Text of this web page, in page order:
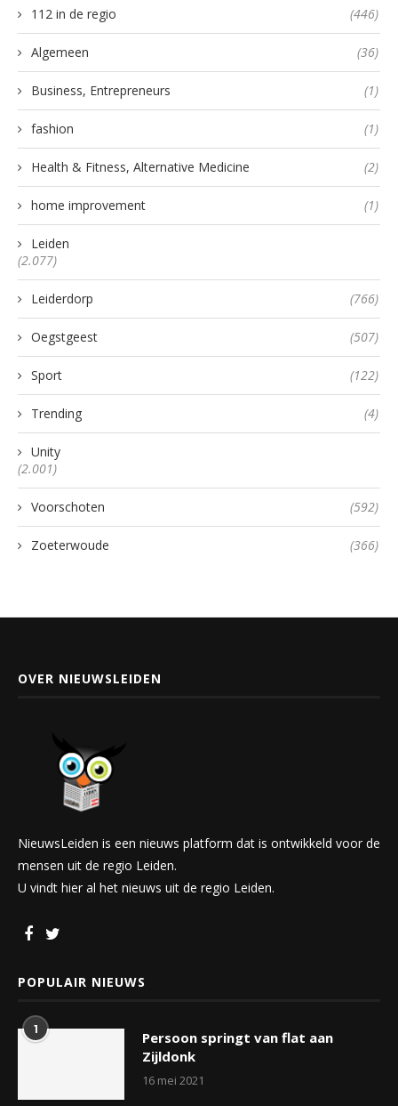
112 in de regio (446)
Algemeen (36)
Business, Entrepreneurs (1)
fashion (1)
Health & Fitness, Alternative Medicine (2)
home improvement (1)
Leiden
(2.077)
Leiderdorp (766)
Oegstgeest (507)
Sport (122)
Trending (4)
Unity
(2.001)
Voorschoten (592)
Zoeterwoude (366)
OVER NIEUWSLEIDEN
NieuwsLeiden is een nieuws platform dat is ontwikkeld voor de
mensen uit de regio Leiden.
U vindt hier al het nieuws uit de regio Leiden.
POPULAIR NIEUWS
1
Persoon springt van flat aan
Zijldonk
16 mei 2021